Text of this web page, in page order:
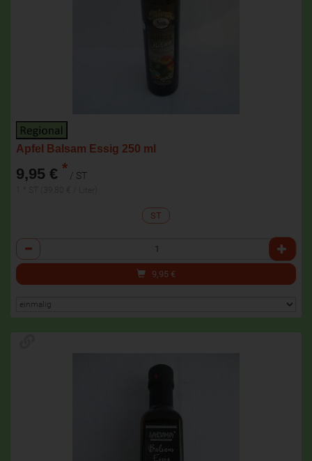
Apfel Balsam Essig 250 ml
9,95 € * / ST
ST
Anzahl
9,95 €